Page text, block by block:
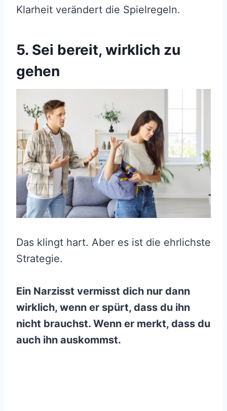
Klarheit verändert die Spielregeln.
5. Sei bereit, wirklich zu
gehen
Das klingt hart. Aber es ist die ehrlichste
Strategie.
Ein Narzisst vermisst dich nur dann
wirklich, wenn er spürt, dass du ihn
nicht brauchst. Wenn er merkt, dass du
auch ihn auskommst.